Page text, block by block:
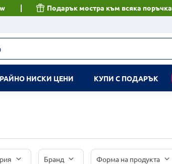
Подарък мостра към всяка поръчка
НИСКИ ЦЕНИ КУПИ С ПОДАРЪК
Бранд Форма на продукта